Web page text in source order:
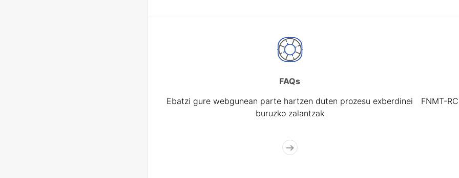
FAQs
Ebatzi gure webgunean parte hartzen duten prozesu exberdinei
buruzko zalantzak
FNMT-